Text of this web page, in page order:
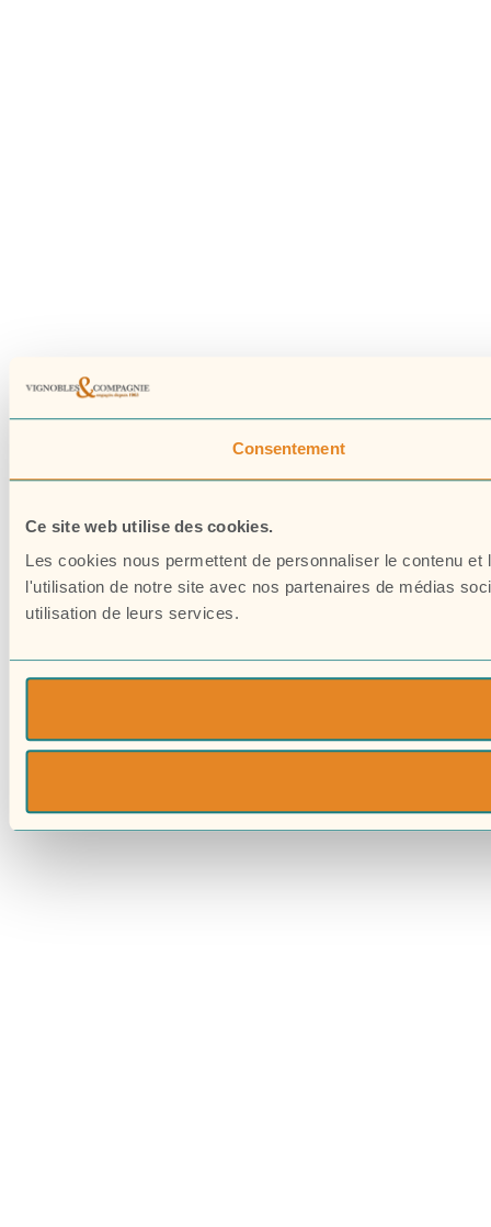
Consentement
Ce site web utilise des cookies.
Les cookies nous permettent de personnaliser le contenu
l'utilisation de notre site avec nos partenaires de médias
utilisation de leurs services.